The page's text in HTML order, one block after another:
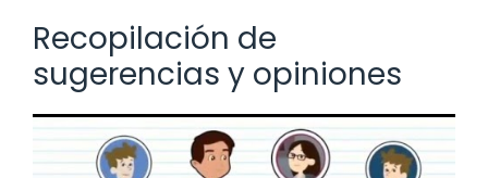
Recopilación de
sugerencias y opiniones